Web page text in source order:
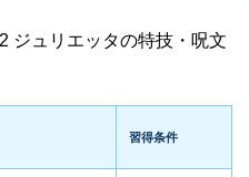
ジュリエッタの特技・呪文
習得条件